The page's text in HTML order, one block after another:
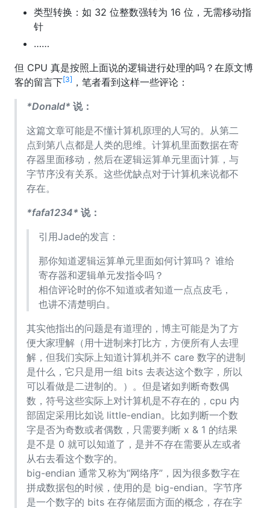
类型转换：如 32 位整数强转为 16 位，无需移动指
针
……
但 CPU 真是按照上面说的逻辑进行处理的吗？在原文博
客的留言下[3] ，笔者看到这样一些评论：
*Donald* 说：
这篇文章可能是不懂计算机原理的人写的。从第二
点到第八点都是人类的思维。计算机里面数据在寄
存器里面移动，然后在逻辑运算单元里面计算，与
字节序没有关系。这些优缺点对于计算机来说都不
存在。
*fafa1234* 说：
引用Jade的发言：
那你知道逻辑运算单元里面如何计算吗？ 谁给
寄存器和逻辑单元发指令吗？
相信评论时的你不知道或者知道一点点皮毛，
也讲不清楚明白。
其实他指出的问题是有道理的，博主可能是为了方
便大家理解（用十进制来打比方，方便所有人去理
解，但我们实际上知道计算机并不 care 数字的进制
是什么，它只是用一组 bits 去表达这个数字，所以
可以看做是二进制的。）。但是诸如判断奇数偶
数，符号这些实际上对计算机是不存在的，cpu 内
部固定采用比如说 little-endian。比如判断一个数
字是否为奇数或者偶数，只需要判断 x & 1 的结果
是不是 0 就可以知道了，是并不存在需要从左或者
从右去看这个数字的。
big-endian 通常又称为“网络序”，因为很多数字在
拼成数据包的时候，使用的是 big-endian。字节序
是一个数字的 bits 在存储层面方面的概念，存在字